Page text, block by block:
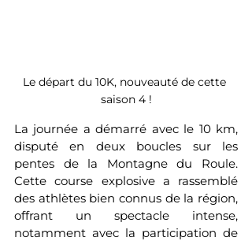
Le départ du 10K, nouveauté de cette
saison 4 !
La journée a démarré avec le 10 km,
disputé en deux boucles sur les
pentes de la Montagne du Roule.
Cette course explosive a rassemblé
des athlètes bien connus de la région,
offrant un spectacle intense,
notamment avec la participation de